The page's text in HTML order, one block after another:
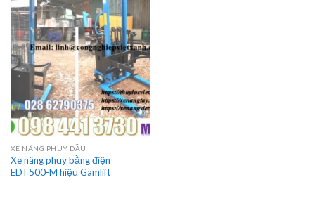
XE NÂNG PHUY DẦU
Xe nâng phuy bằng điện
EDT500-M hiệu Gamlift